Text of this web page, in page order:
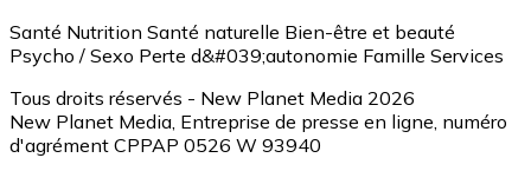
Santé Nutrition Santé naturelle Bien-être et beauté
Psycho / Sexo Perte d&#039;autonomie Famille Services
Tous droits réservés - New Planet Media 2026
New Planet Media, Entreprise de presse en ligne, numéro
d'agrément CPPAP 0526 W 93940